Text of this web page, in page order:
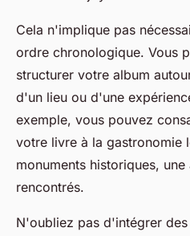
Cela n'implique pas
ordre chronologique. Vous
structurer votre album
d'un lieu ou d'une
exemple, vous pouvez
votre livre à la gastronomie
monuments historiques,
rencontrés.
N'oubliez pas d'intégrer